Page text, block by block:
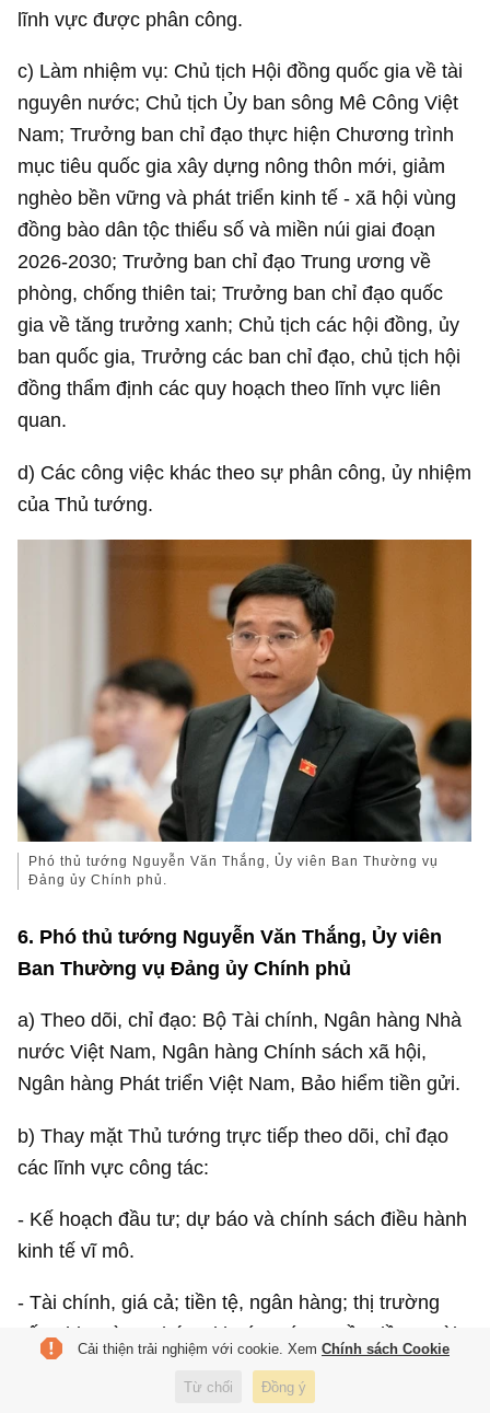
lĩnh vực được phân công.
c) Làm nhiệm vụ: Chủ tịch Hội đồng quốc gia về tài
nguyên nước; Chủ tịch Ủy ban sông Mê Công Việt
Nam; Trưởng ban chỉ đạo thực hiện Chương trình
mục tiêu quốc gia xây dựng nông thôn mới, giảm
nghèo bền vững và phát triển kinh tế - xã hội vùng
đồng bào dân tộc thiểu số và miền núi giai đoạn
2026-2030; Trưởng ban chỉ đạo Trung ương về
phòng, chống thiên tai; Trưởng ban chỉ đạo quốc
gia về tăng trưởng xanh; Chủ tịch các hội đồng, ủy
ban quốc gia, Trưởng các ban chỉ đạo, chủ tịch hội
đồng thẩm định các quy hoạch theo lĩnh vực liên
quan.
d) Các công việc khác theo sự phân công, ủy nhiệm
của Thủ tướng.
Phó thủ tướng Nguyễn Văn Thắng, Ủy viên Ban Thường vụ
Đảng ủy Chính phủ.
6. Phó thủtướng Nguyễn Văn Thắng, Ủy viên
Ban Thường vụ Đảng ủy Chính phủ
a) Theo dõi, chỉ đạo: Bộ Tài chính, Ngân hàng Nhà
nước Việt Nam, Ngân hàng Chính sách xã hội,
Ngân hàng Phát triển Việt Nam, Bảo hiểm tiền gửi.
b) Thay mặt Thủ tướng trực tiếp theo dõi, chỉ đạo
các lĩnh vực công tác:
- Kế hoạch đầu tư; dự báo và chính sách điều hành
kinh tế vĩ mô.
- Tài chính, giá cả; tiền tệ, ngân hàng; thị trường
vốn, thị trường chứng khoán; các nguồn đầu tư tài
chính; dự trữ Nhà nước.
Cải thiện trải nghiệm với cookie. Xem Chính sách Cookie
Từ chối Đồng ý